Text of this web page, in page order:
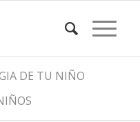
DE TU NIÑO